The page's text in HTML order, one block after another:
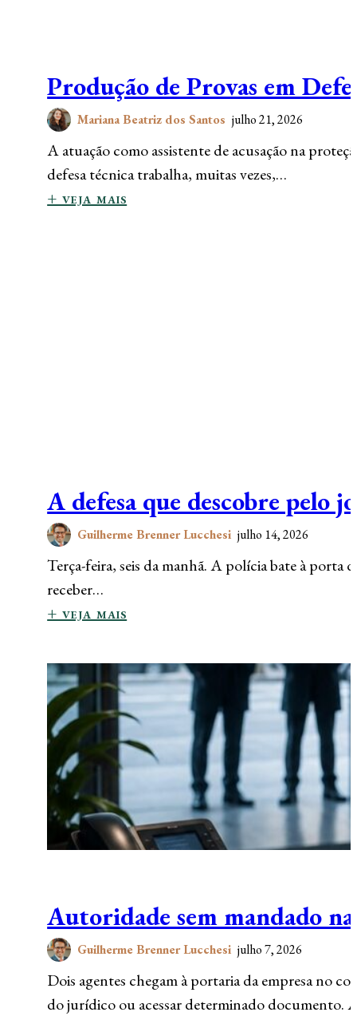
Produção de Provas em
Mariana Beatriz dos Santos julho 21, 2026
A atuação como assistente de acusação na
defesa técnica trabalha, muitas vezes,…
+ veja mais
A defesa que descobre pelo
Guilherme Brenner Lucchesi julho 14, 2026
Terça-feira, seis da manhã. A polícia bate à porta
receber…
+ veja mais
Autoridade sem mandado
Guilherme Brenner Lucchesi julho 7, 2026
Dois agentes chegam à portaria da empresa no
do jurídico ou acessar determinado documento.